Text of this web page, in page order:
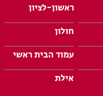
ראשון-לציון
חולון
עמוד הבית ראשי
אילת